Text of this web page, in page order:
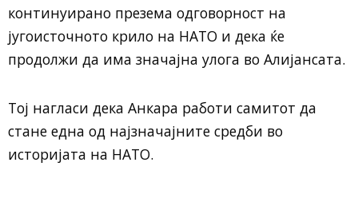
континуирано презема одговорност на
југоисточното крило на НАТО и дека ќе
продолжи да има значајна улога во Алијансата.
Тој нагласи дека Анкара работи самитот да
стане една од најзначајните средби во
историјата на НАТО.